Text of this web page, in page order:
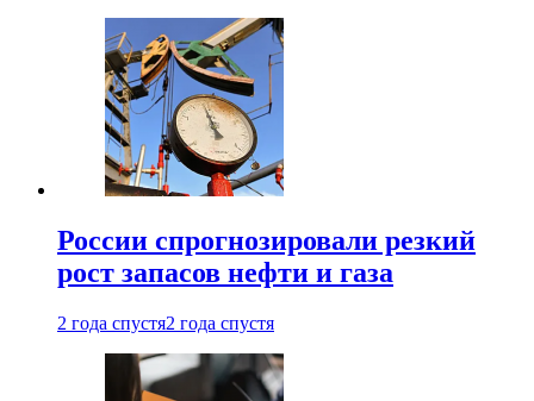
России спрогнозировали резкий
рост запасов нефти и газа
2 года спустя2 года спустя